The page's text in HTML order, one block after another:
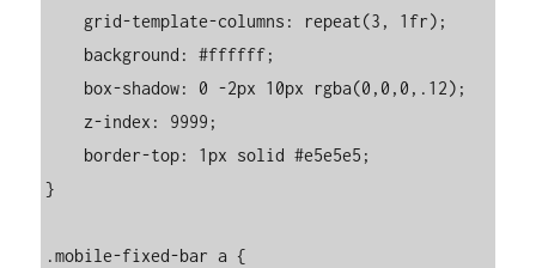
    z-index: 9999;
}
.mobile-fixed-bar a {